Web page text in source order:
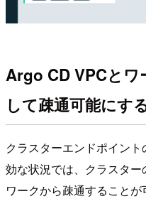
Argo CD VPCとワ
して疎通可能にす
クラスターエンドポイン
効な状況では、クラスタ
ワークから疎通することが